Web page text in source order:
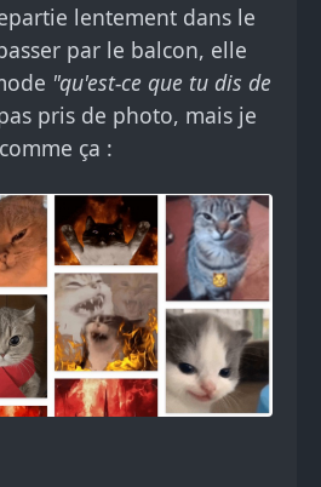
lentement dans le
par le balcon, elle
"qu'est-ce que tu dis de
pris de photo, mais je
ça :